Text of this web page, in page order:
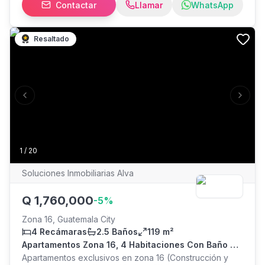
Escrituracion Enganche del 7% Distribución Sala,
comedor, balcón, cocina | 2 habitaciones secundarias |
baño compartido | Habitación principal con closet,
balcón y baño | Área de lavandería Cuota desde
Contactar Llamar WhatsApp
1 / 20
Previous slide Next
Resaltado
Soluciones Inmobiliarias Alva
Q 1,760,000-5%
Zona 16, Guatemala City
4 Recámaras
2.5 Baños
119 m²
Apartamentos Zona 16, 4 Habitaciones Con Baño De
Visitas
Apartamentos exclusivos en zona 16 (Construcción y